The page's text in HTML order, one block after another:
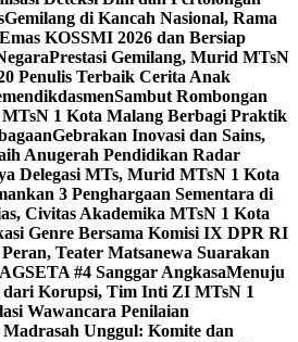
Gemilang di Kancah Nasional, Rama
KOSSMI 2026 dan Bersiap
Prestasi Gemilang, Murid MTsN
Penulis Terbaik Cerita Anak
Sambut Rombongan
1 Kota Malang Berbagi Praktik
Gebrakan Inovasi dan Sains,
Anugerah Pendidikan Radar
Delegasi MTs, Murid MTsN 1 Kota
3 Penghargaan Sementara di
Civitas Akademika MTsN 1 Kota
Genre Bersama Komisi IX DPR RI
Teater Matsanewa Suarakan
#4 Sanggar AngkasaMenuju
dari Korupsi, Tim Inti ZI MTsN 1
Wawancara Penilaian
Unggul: Komite dan